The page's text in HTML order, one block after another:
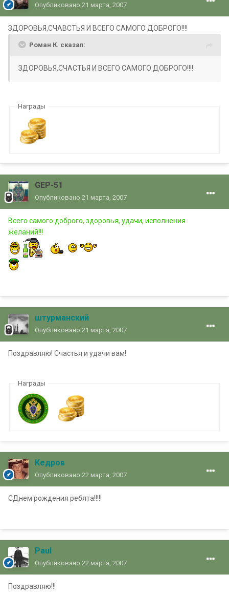
Опубликовано 21 марта, 2007
ЗДОРОВЬЯ,СЧАВСТЬЯ И ВСЕГО САМОГО ДОБРОГО!!!!
Роман К. сказал:
ЗДОРОВЬЯ,СЧАСТЬЯ И ВСЕГО САМОГО ДОБРОГО!!!!
Награды
GEP-51
Опубликовано 21 марта, 2007
Всего самого доброго, здоровья, удачи, исполнения
желаний!!!
штурманский
Опубликовано 21 марта, 2007
Поздравляю! Счастья и удачи вам!
Награды
Кедров
Опубликовано 22 марта, 2007
СДнем рождения ребята!!!!!
Paul
Опубликовано 22 марта, 2007
Поздравляю!!!